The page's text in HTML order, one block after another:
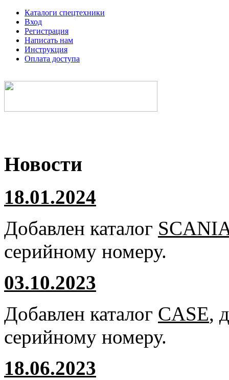
Каталоги спецтехники
Вход
Регистрация
Написать нам
Инструкция
Оплата доступа
Новости
18.01.2024
Добавлен каталог
серийному номеру.
03.10.2023
Добавлен каталог CASE,
серийному номеру.
18.06.2023